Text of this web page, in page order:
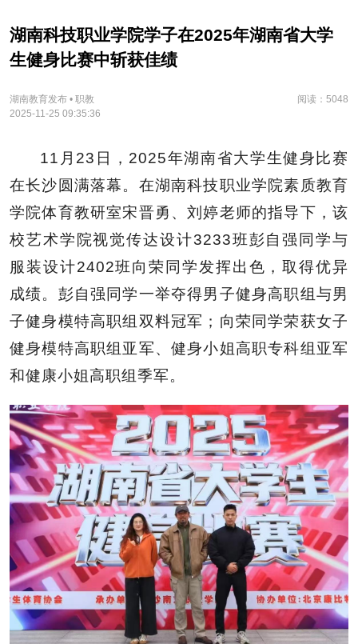
湖南科技职业学院学子在2025年湖南省大学
生健身比赛中斩获佳绩
湖南教育发布 • 职教
阅读：5048
2025-11-25 09:35:36
11月23日，2025年湖南省大学生健身比赛
在长沙圆满落幕。在湖南科技职业学院素质教育
学院体育教研室宋晋勇、刘婷老师的指导下，该
校艺术学院视觉传达设计3233班彭自强同学与
服装设计2402班向荣同学发挥出色，取得优异
成绩。彭自强同学一举夺得男子健身高职组与男
子健身模特高职组双料冠军；向荣同学荣获女子
健身模特高职组亚军、健身小姐高职专科组亚军
和健康小姐高职组季军。